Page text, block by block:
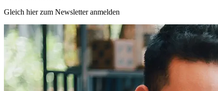
Gleich hier zum Newsletter anmelden